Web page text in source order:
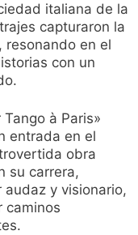
italiana de la
capturaron la
resonando en el
con un
à Paris»
entrada en el
obra
su carrera,
y visionario,
caminos